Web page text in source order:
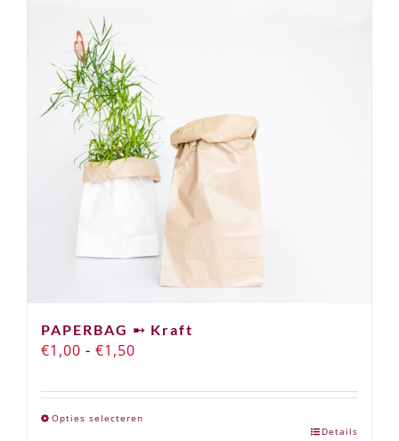
PAPERBAG ➸ Kraft
€1,00 - €1,50
tot
€1,50
Opties selecteren
Details